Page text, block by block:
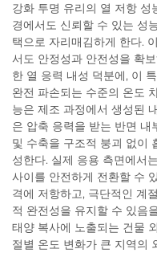
강화 투명 유리의 열 저항
경에서도 신뢰할 수 있는 성
택으로 자리매김하게 한다.
서도 안정성과 안전성을 확
한 열 응력 내성 덕분에, 이
완전 파손되는 수준의 온도
능은 제조 과정에서 생성된
은 압축 응력을 받는 반면
및 수축을 구조적 붕괴 없이
성한다. 실제 응용 측면에서
사이를 안전하게 전환할 수
격에 저항하고, 극단적인 계
적 완전성을 유지할 수 있음
태양 복사에 노출되는 건물
절별 온도 변화가 큰 지역의